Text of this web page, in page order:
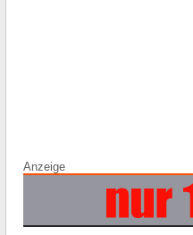
Anzeige